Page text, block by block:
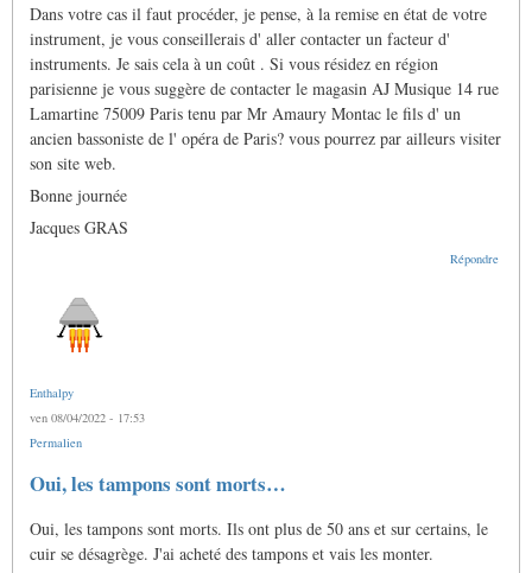
Dans votre cas il faut procéder, je pense, à la remise en état de votre
instrument, je vous conseillerais d' aller contacter un facteur d'
instruments. Je sais cela à un coût . Si vous résidez en région
parisienne je vous suggère de contacter le magasin AJ Musique 14 rue
Lamartine 75009 Paris tenu par Mr Amaury Montac le fils d' un
ancien bassoniste de l' opéra de Paris? vous pourrez par ailleurs visiter
son site web.
Bonne journée
Jacques GRAS
Répondre
Enthalpy
ven 08/04/2022 - 17:53
Permalien
Oui, les tampons sont morts…
Oui, les tampons sont morts. Ils ont plus de 50 ans et sur certains, le
cuir se désagrège. J'ai acheté des tampons et vais les monter.